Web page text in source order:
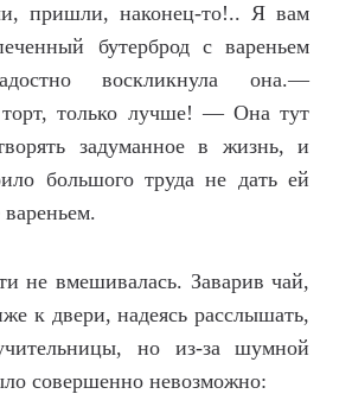
пришли, наконец-то!.. Я вам
бутерброд с вареньем
воскликнула она.—
только лучше! — Она тут
задуманное в жизнь, и
большого труда не дать ей
вареньем.
вмешивалась. Заварив чай,
к двери, надеясь расслышать,
но из-за шумной
совершенно невозможно: